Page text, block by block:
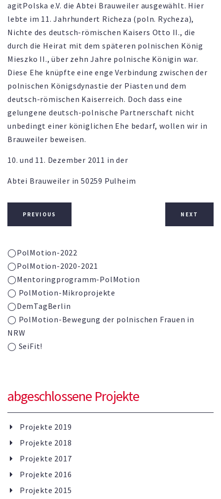
agitPolska e.V. die Abtei Brauweiler ausgewählt. Hier
lebte im 11. Jahrhundert Richeza (poln. Rycheza),
Nichte des deutsch-römischen Kaisers Otto II., die
durch die Heirat mit dem späteren polnischen König
Mieszko II., über zehn Jahre polnische Königin war.
Diese Ehe knüpfte eine enge Verbindung zwischen der
polnischen Königsdynastie der Piasten und dem
deutsch-römischen Kaiserreich. Doch dass eine
gelungene deutsch-polnische Partnerschaft nicht
unbedingt einer königlichen Ehe bedarf, wollen wir in
Brauweiler beweisen.
10. und 11. Dezember 2011 in der
Abtei Brauweiler in 50259 Pulheim
PREVIOUS NEXT
◯PolMotion-2022
◯PolMotion-2020-2021
◯Mentoringprogramm-PolMotion
◯ PolMotion-Mikroprojekte
◯DemTagBerlin
◯ PolMotion-Bewegung der polnischen Frauen in
NRW
◯ SeiFit!
abgeschlossene Projekte
Projekte 2019
Projekte 2018
Projekte 2017
Projekte 2016
Projekte 2015